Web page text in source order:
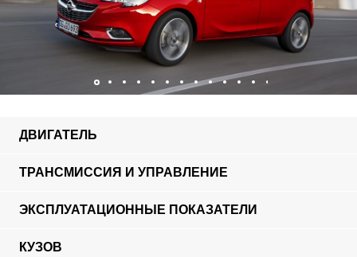
ДВИГАТЕЛЬ
ТРАНСМИССИЯ И УПРАВЛЕНИЕ
ЭКСПЛУАТАЦИОННЫЕ ПОКАЗАТЕЛИ
КУЗОВ